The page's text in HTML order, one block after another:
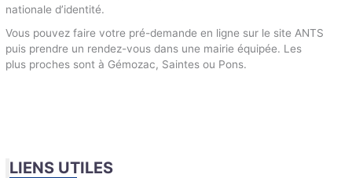
nationale d’identité.
Vous pouvez faire votre pré-demande en ligne sur le site ANTS
puis prendre un rendez-vous dans une mairie équipée. Les
plus proches sont à Gémozac, Saintes ou Pons.
LIENS UTILES